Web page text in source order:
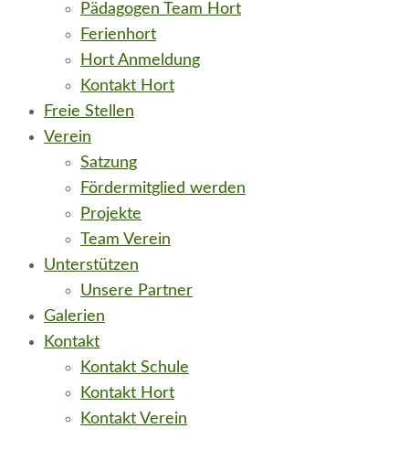
Pädagogen Team Hort
Ferienhort
Hort Anmeldung
Kontakt Hort
Freie Stellen
Verein
Satzung
Fördermitglied werden
Projekte
Team Verein
Unterstützen
Unsere Partner
Galerien
Kontakt
Kontakt Schule
Kontakt Hort
Kontakt Verein